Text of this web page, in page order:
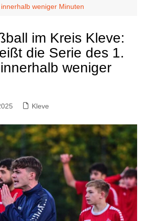
weniger Minuten
im Kreis Kleve:
die Serie des 1.
weniger
Kleve